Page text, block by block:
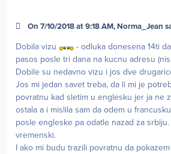
On 7/10/2018 at 9:18 AM, Norma_Jean
Dobila vizu
- odluka donesena 14ti
pasos posle tri dana na kucnu adresu
Dobile su nedavno vizu i jos dve
Jos mi jedan savet treba, da li mi je
povratnu kad sletim u englesku jer ja ne
ostala a i mislila sam da odem u
posle engleske pa odatle nazad za srbiju.
vremenski.
I ako mi budu trazili povratnu da